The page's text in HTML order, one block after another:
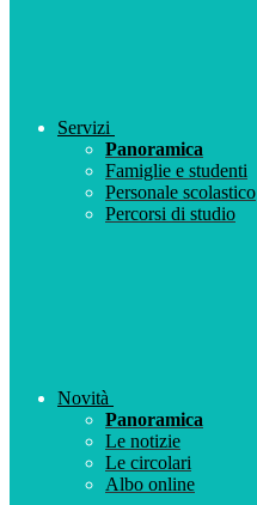
Servizi
Panoramica
Famiglie e studenti
Personale scolastico
Percorsi di studio
Novità
Panoramica
Le notizie
Le circolari
Albo online